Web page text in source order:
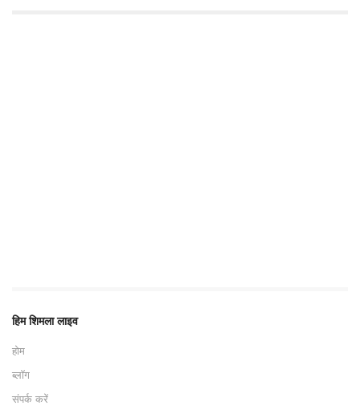
हिम शिमला लाइव
होम
ब्लॉग
संपर्क करें